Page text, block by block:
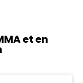
et en